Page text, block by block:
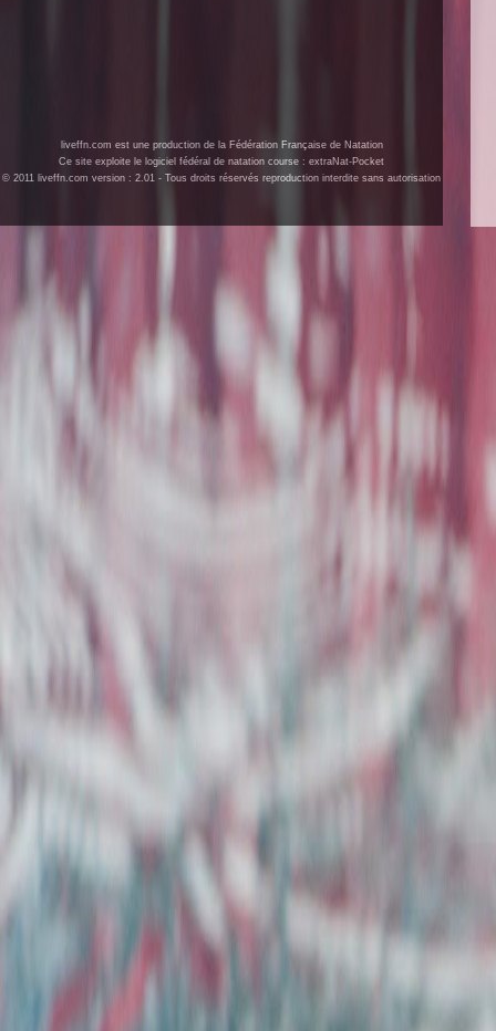
liveffn.com est une production de la Fédération Française de Natation
Ce site exploite le logiciel fédéral de natation course : extraNat-Pocket
© 2011 liveffn.com version : 2.01 - Tous droits réservés reproduction interdite sans autorisation